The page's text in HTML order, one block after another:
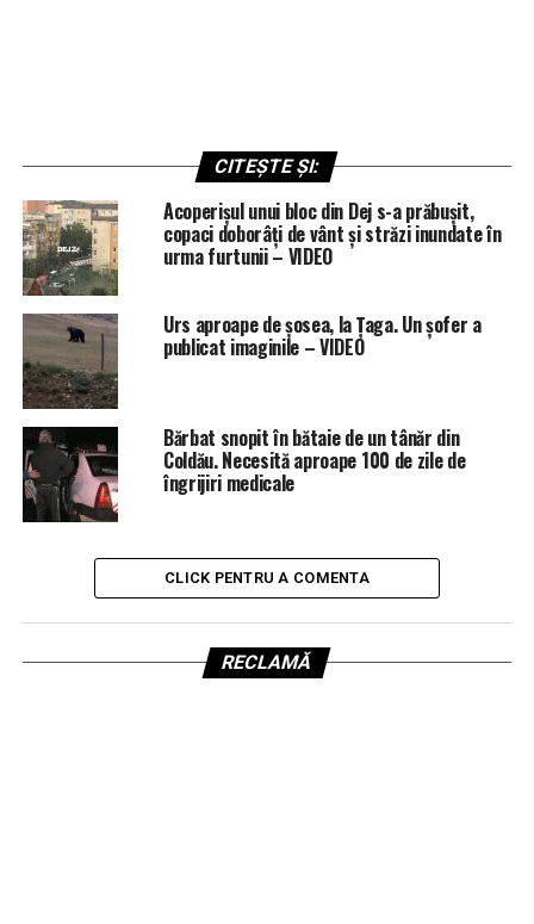
CITEȘTE ȘI:
Acoperișul unui bloc din Dej s-a prăbușit,
copaci doborâți de vânt și străzi inundate în
urma furtunii – VIDEO
Urs aproape de șosea, la Țaga. Un șofer a
publicat imaginile – VIDEO
Bărbat snopit în bătaie de un tânăr din
Coldău. Necesită aproape 100 de zile de
îngrijiri medicale
CLICK PENTRU A COMENTA
RECLAMĂ